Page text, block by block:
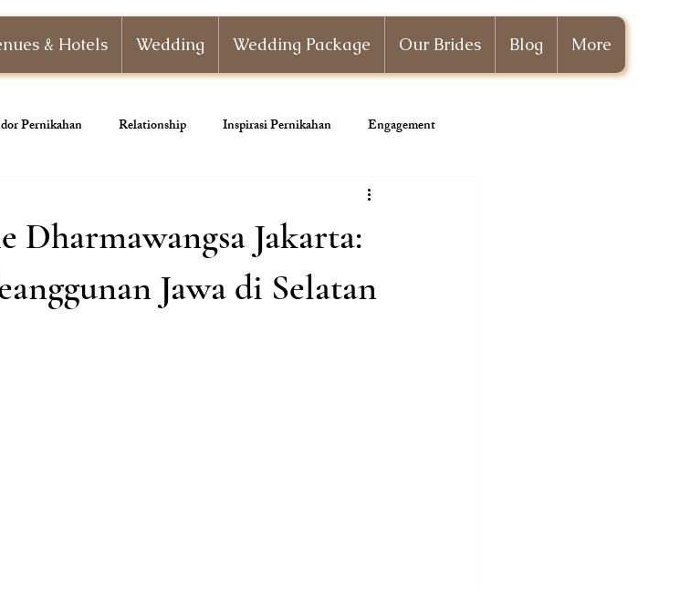
& Hotels Wedding Wedding Package Our Brides Blog More
Pernikahan Relationship Inspirasi Pernikahan Engagement
Wedding Planner
Dharmawangsa Jakarta:
Jawa di Selatan